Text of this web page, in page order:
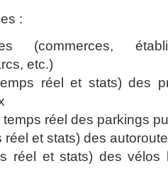
:
etc.)
réel et stats) des
réel des parkings
réel et stats) des
réel et stats) des vélos